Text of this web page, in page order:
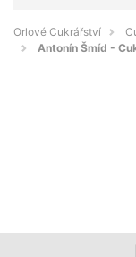
Orlové Cukrářství
Antonín Šmíd -